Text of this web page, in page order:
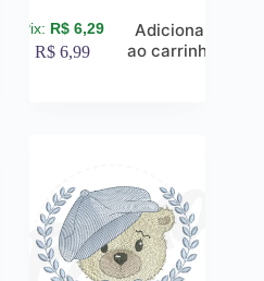
R$ 6,29
R$ 6,99
Adicionar
ao carrinho